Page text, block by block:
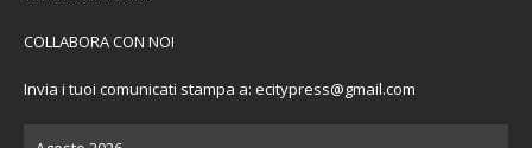
COLLABORA CON NOI
Invia i tuoi comunicati stampa a: ecitypress@gmail.com